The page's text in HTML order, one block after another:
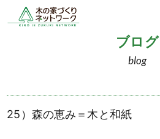
ブログ
blog
25）森の恵み＝木と和紙